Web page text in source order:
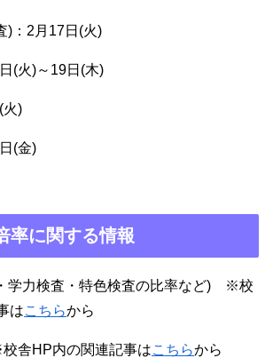
)：2月17日(火)
(火)～19日(木)
火)
(金)
率に関する情報
学力検査・特色検査の比率など) ※校
はこちらから
舎HP内の関連記事はこちらから